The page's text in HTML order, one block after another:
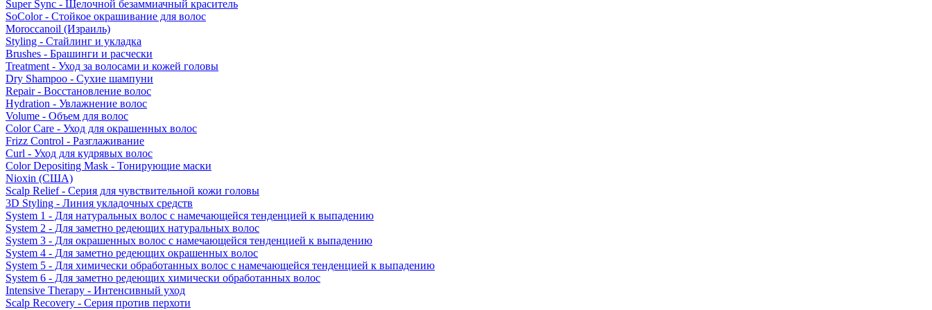
Super Sync - Щелочной безаммиачный краситель
SoColor - Стойкое окрашивание для волос
Moroccanoil (Израиль)
Styling - Стайлинг и укладка
Brushes - Брашинги и расчески
Treatment - Уход за волосами и кожей головы
Dry Shampoo - Сухие шампуни
Repair - Восстановление волос
Hydration - Увлажнение волос
Volume - Объем для волос
Color Care - Уход для окрашенных волос
Frizz Control - Разглаживание
Curl - Уход для кудрявых волос
Color Depositing Mask - Тонирующие маски
Nioxin (США)
Scalp Relief - Серия для чувствительной кожи головы
3D Styling - Линия укладочных средств
System 1 - Для натуральных волос с намечающейся тенденцией к выпадению
System 2 - Для заметно редеющих натуральных волос
System 3 - Для окрашенных волос с намечающейся тенденцией к выпадению
System 4 - Для заметно редеющих окрашенных волос
System 5 - Для химически обработанных волос с намечающейся тенденцией к выпадению
System 6 - Для заметно редеющих химически обработанных волос
Intensive Therapy - Интенсивный уход
Scalp Recovery - Серия против перхоти